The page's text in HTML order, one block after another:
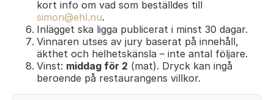
kort info om vad som beställdes till
simon@ehl.nu.
Inlägget ska ligga publicerat i minst 30 dagar.
Vinnaren utses av jury baserat på innehåll,
äkthet och helhetskänsla – inte antal följare.
Vinst: middag för 2 (mat). Dryck kan ingå
beroende på restaurangens villkor.